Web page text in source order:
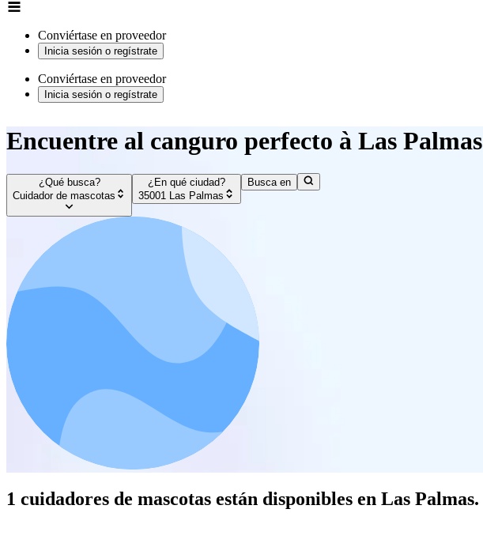
Conviértase en proveedor
Inicia sesión o regístrate
Conviértase en proveedor
Inicia sesión o regístrate
Encuentre al canguro perfecto à Las Palmas
¿Qué busca?
Cuidador de mascotas
¿En qué ciudad?
35001 Las Palmas
Busca en
1 cuidadores de mascotas están disponibles en Las Palmas.